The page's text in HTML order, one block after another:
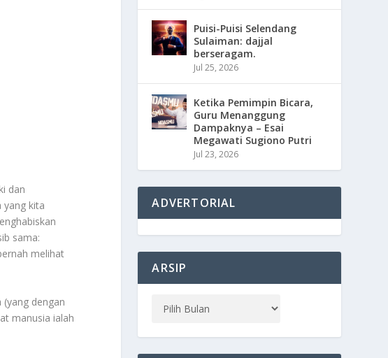
dan
yang kita
sama:
melihat
dengan
manusia ialah
Puisi-Puisi Selendang
Sulaiman: dajjal
berseragam.
Jul 25, 2026
Ketika Pemimpin Bicara,
Guru Menanggung
Dampaknya – Esai
Megawati Sugiono Putri
Jul 23, 2026
ADVERTORIAL
ARSIP